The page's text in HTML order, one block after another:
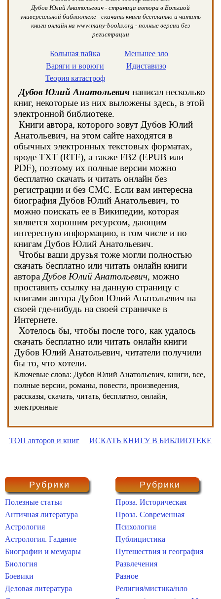
Дубов Юлий Анатольевич - страница автора в Большой
универсальной библиотеке - скачать книги бесплатно и читать
книги онлайн на www.many-books.org - полные версии без
регистрации
Большая пайка
Варяги и ворюги
Теория катастроф
Меньшее зло
Идиставизо
Дубов Юлий Анатольевич написал несколько
книг, некоторые из них выложены здесь, в этой
электронной библиотеке.
Книги автора, которого зовут Дубов Юлий
Анатольевич, на этом сайте находятся в
обычных электронных текстовых форматах,
вроде TXT (RTF), а также FB2 (EPUB или
PDF), поэтому их полные версии можно
бесплатно скачать и читать онлайн без
регистрации и без СМС. Если вам интересна
биография Дубов Юлий Анатольевич, то
можно поискать ее в Википедии, которая
является хорошим ресурсом, дающим
интересную информацию, в том числе и по
книгам Дубов Юлий Анатольевич.
Чтобы ваши друзья тоже могли полностью
скачать бесплатно или читать онлайн книги
автора Дубов Юлий Анатольевич, можно
проставить ссылку на данную страницу с
книгами автора Дубов Юлий Анатольевич на
своей где-нибудь на своей страничке в
Интернете.
Хотелось бы, чтобы после того, как удалось
скачать бесплатно или читать онлайн книги
Дубов Юлий Анатольевич, читатели получили
бы то, что хотели.
Ключевые слова: Дубов Юлий Анатольевич, книги, все,
полные версии, романы, повести, произведения,
рассказы, скачать, читать, бесплатно, онлайн,
электронные
ТОП авторов и книг ИСКАТЬ КНИГУ В БИБЛИОТЕКЕ
Рубрики
Полезные статьи
Античная литература
Астрология
Астрология. Гадание
Биографии и мемуары
Биология
Боевики
Деловая литература
Рубрики
Проза. Историческая
Проза. Современная
Психология
Публицистика
Путешествия и география
Развлечения
Разное
Религия/мистика/нло